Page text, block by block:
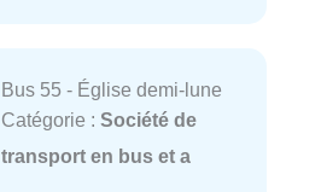
Bus 55 - Église demi-lune
Catégorie : Société de
transport en bus et a